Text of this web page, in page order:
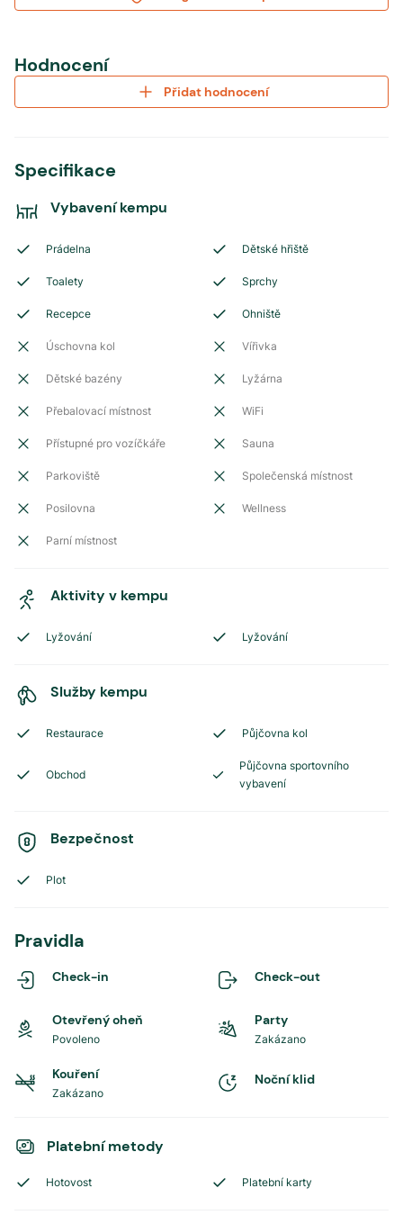
Hodnocení
Přidat hodnocení
Specifikace
Vybavení kempu
Prádelna Dětské hřiště
Toalety Sprchy
Recepce Ohniště
Úschovna kol Vířivka
Dětské bazény Lyžárna
Přebalovací místnost WiFi
Přístupné pro vozíčkáře Sauna
Parkoviště Společenská místnost
Posilovna Wellness
Parní místnost
Aktivity v kempu
Lyžování Lyžování
Služby kempu
Restaurace Půjčovna kol
Obchod
Půjčovna sportovního
vybavení
Bezpečnost
Plot
Pravidla
Check-in Check-out
Otevřený oheň
Povoleno
Party
Zakázano
Kouření
Zakázano
Noční klid
Platební metody
Hotovost Platební karty